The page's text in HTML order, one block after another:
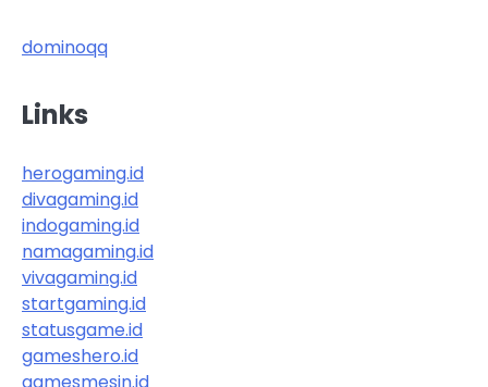
dominoqq
Links
herogaming.id
divagaming.id
indogaming.id
namagaming.id
vivagaming.id
startgaming.id
statusgame.id
gameshero.id
gamesmesin.id